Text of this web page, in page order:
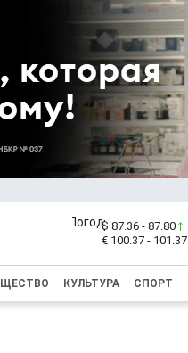
$ 87.36 - 87.80
€ 100.37 - 101.37
КУЛЬТУРА СПОРТ